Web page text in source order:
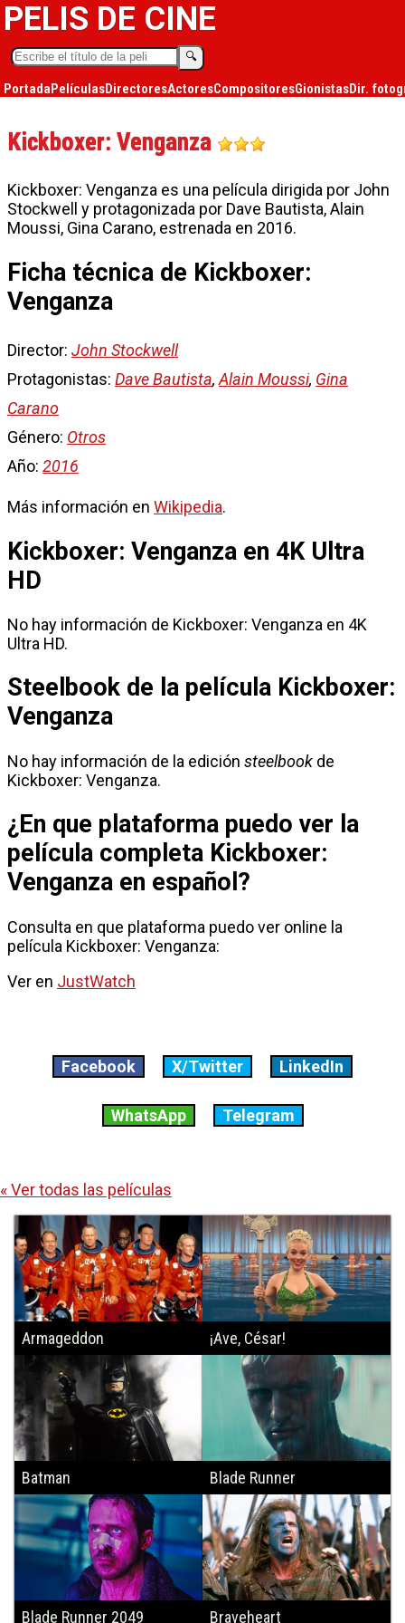
PELIS DE CINE
🔍︎
PortadaPelículasDirectoresActoresCompositoresGionistasDir.
Kickboxer: Venganza
Kickboxer: Venganza es una película dirigida por John
Stockwell y protagonizada por Dave Bautista, Alain
Moussi, Gina Carano, estrenada en 2016.
Ficha técnica de Kickboxer:
Venganza
Director: John Stockwell
Protagonistas: Dave Bautista,Alain Moussi, Gina
Carano
Género: Otros
Año: 2016
Más información en Wikipedia.
Kickboxer: Venganza en 4K Ultra
HD
No hay información de Kickboxer: Venganza en 4K
Ultra HD.
Steelbook de la película Kickboxer:
Venganza
No hay información de la edición steelbook de
Kickboxer: Venganza.
¿En que plataforma puedo ver la
película completa Kickboxer:
Venganza en español?
Consulta en que plataforma puedo ver online la
película Kickboxer: Venganza:
Ver en JustWatch
Facebook X/Twitter LinkedIn
WhatsApp Telegram
« Ver todas las películas
Armageddon ¡Ave, César!
Batman Blade Runner
Blade Runner 2049 Braveheart